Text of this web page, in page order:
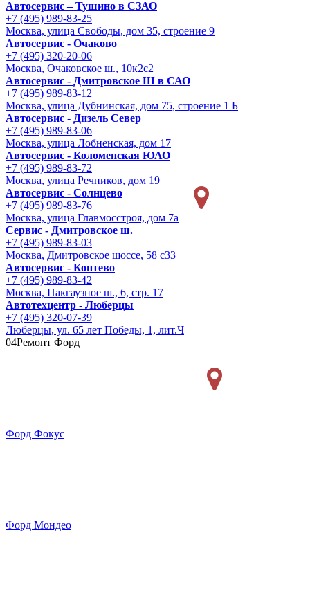
Автосервис – Тушино в СЗАО
+7 (495) 989-83-25
Москва, улица Свободы, дом 35, строение 9
Автосервис - Очаково
+7 (495) 320-20-06
Москва, Очаковское ш., 10к2с2
Автосервис - Дмитровское Ш в САО
+7 (495) 989-83-12
Москва, улица Дубнинская, дом 75, строение 1 Б
Автосервис - Дизель Север
+7 (495) 989-83-06
Москва, улица Лобненская, дом 17
Автосервис - Коломенская ЮАО
+7 (495) 989-83-72
Москва, улица Речников, дом 19
Автосервис - Солнцево
+7 (495) 989-83-76
Москва, улица Главмосстроя, дом 7а
Сервис - Дмитровское ш.
+7 (495) 989-83-03
Москва, Дмитровское шоссе, 58 с33
Автосервис - Коптево
+7 (495) 989-83-42
Москва, Пакгаузное ш., 6, стр. 17
Автотехцентр - Люберцы
+7 (495) 320-07-39
Люберцы, ул. 65 лет Победы, 1, лит.Ч
04Ремонт Форд
Форд Фокус
Форд Мондео